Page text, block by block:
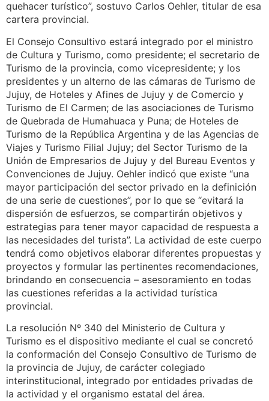
quehacer turístico”, sostuvo Carlos Oehler, titular de esa
cartera provincial.
El Consejo Consultivo estará integrado por el ministro
de Cultura y Turismo, como presidente; el secretario de
Turismo de la provincia, como vicepresidente; y los
presidentes y un alterno de las cámaras de Turismo de
Jujuy, de Hoteles y Afines de Jujuy y de Comercio y
Turismo de El Carmen; de las asociaciones de Turismo
de Quebrada de Humahuaca y Puna; de Hoteles de
Turismo de la República Argentina y de las Agencias de
Viajes y Turismo Filial Jujuy; del Sector Turismo de la
Unión de Empresarios de Jujuy y del Bureau Eventos y
Convenciones de Jujuy. Oehler indicó que existe “una
mayor participación del sector privado en la definición
de una serie de cuestiones”, por lo que se “evitará la
dispersión de esfuerzos, se compartirán objetivos y
estrategias para tener mayor capacidad de respuesta a
las necesidades del turista”. La actividad de este cuerpo
tendrá como objetivos elaborar diferentes propuestas y
proyectos y formular las pertinentes recomendaciones,
brindando en consecuencia – asesoramiento en todas
las cuestiones referidas a la actividad turística
provincial.
La resolución Nº 340 del Ministerio de Cultura y
Turismo es el dispositivo mediante el cual se concretó
la conformación del Consejo Consultivo de Turismo de
la provincia de Jujuy, de carácter colegiado
interinstitucional, integrado por entidades privadas de
la actividad y el organismo estatal del área.